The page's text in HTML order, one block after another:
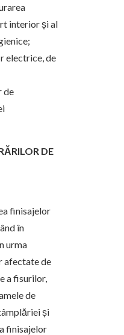
interior și al
electrice, de
de
DE
finisajelor
în
urma
afectate de
a fisurilor,
de
și
finisajelor